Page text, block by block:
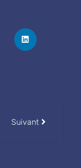
Suivant